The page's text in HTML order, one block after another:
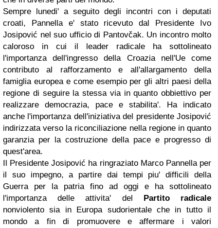
Sempre lunedi' a seguito degli incontri con i deputati
croati, Pannella e' stato ricevuto dal Presidente Ivo
Josipović nel suo ufficio di Pantovčak. Un incontro molto
caloroso in cui il leader radicale ha sottolineato
l'importanza dell'ingresso della Croazia nell'Ue come
contributo al rafforzamento e all'allargamento della
famiglia europea e come esempio per gli altri paesi della
regione di seguire la stessa via in quanto obbiettivo per
realizzare democrazia, pace e stabilita'. Ha indicato
anche l'importanza dell'iniziativa del presidente Josipović
indirizzata verso la riconciliazione nella regione in quanto
garanzia per la costruzione della pace e progresso di
quest'area.
Il Presidente Josipović ha ringraziato Marco Pannella per
il suo impegno, a partire dai tempi piu' difficili della
Guerra per la patria fino ad oggi e ha sottolineato
l'importanza delle attivita' del Partito radicale
nonviolento sia in Europa sudorientale che in tutto il
mondo a fin di promuovere e affermare i valori